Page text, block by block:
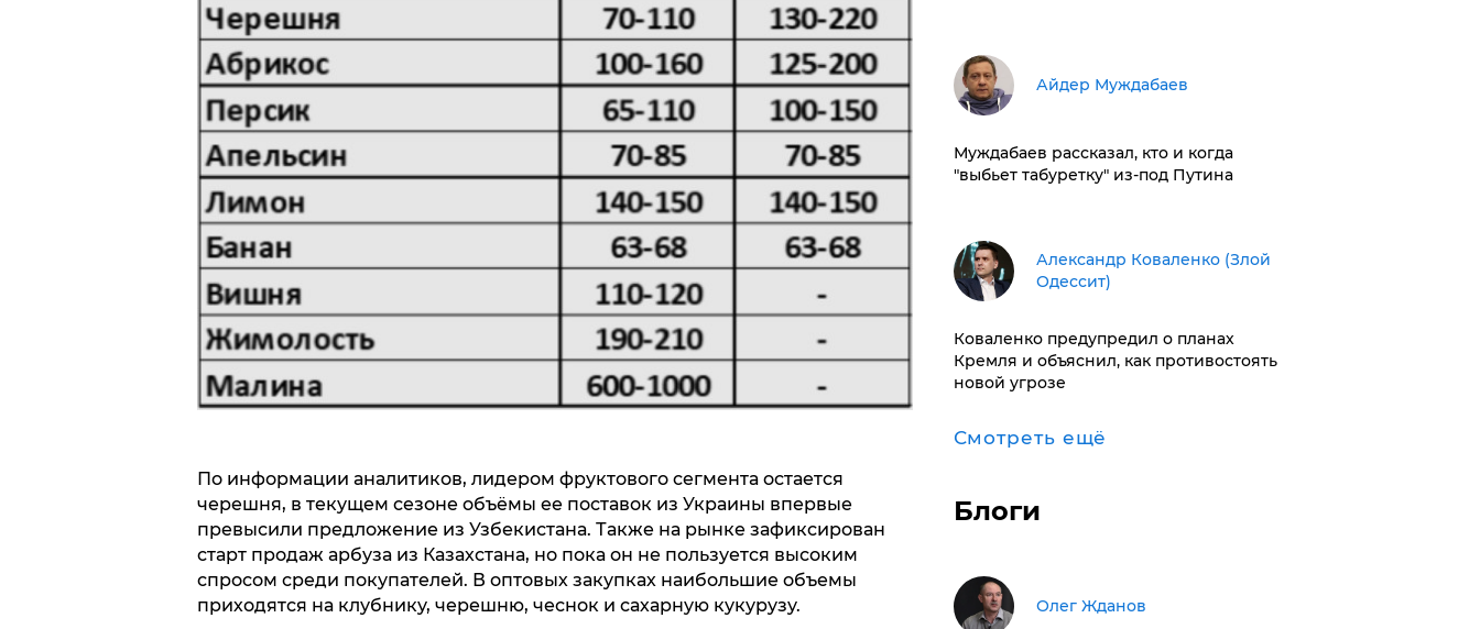
По информации аналитиков, лидером фруктового сегмента остается
черешня, в текущем сезоне объёмы ее поставок из Украины впервые
превысили предложение из Узбекистана. Также на рынке зафиксирован
старт продаж арбуза из Казахстана, но пока он не пользуется высоким
спросом среди покупателей. В оптовых закупках наибольшие объемы
приходятся на клубнику, черешню, чеснок и сахарную кукурузу.
Айдер Муждабаев
Муждабаев рассказал, кто и когда
"выбьет табуретку" из-под Путина
Александр Коваленко (Злой
Одессит)
Коваленко предупредил о планах
Кремля и объяснил, как противостоять
новой угрозе
Смотреть ещё
Блоги
Олег Жданов